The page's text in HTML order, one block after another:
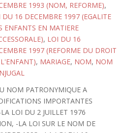
1993 (NOM, REFORME),
DU 16 DECEMBRE 1997 (EGALITE
ENFANTS EN MATIERE
, LOI DU 16
1997 (REFORME DU DROIT
, MARIAGE, NOM, NOM
NOM PATRONYMIQUE A
IMPORTANTES
LOI DU 2 JUILLET 1976
-LA LOI SUR LE NOM DE